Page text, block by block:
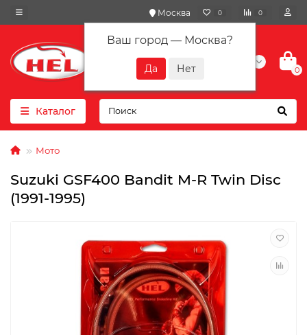
Москва
Ваш город — Москва?
0 0
+7(901) 417-10-01
0
Каталог
Мото
Suzuki GSF400 Bandit M-R Twin Disc
(1991-1995)